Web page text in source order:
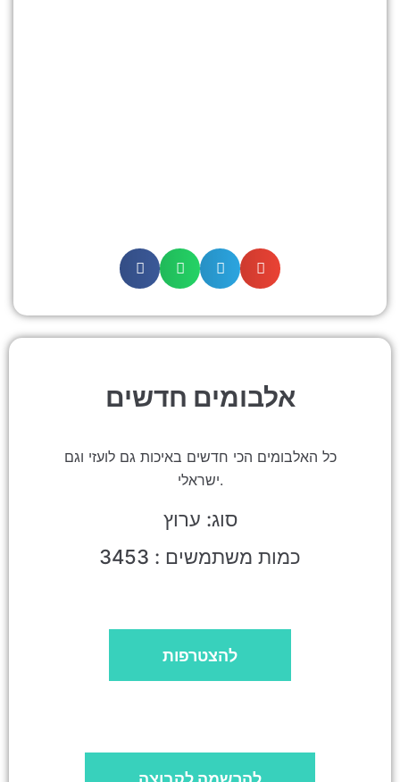
אלבומים חדשים
כל האלבומים הכי חדשים באיכות גם לועזי וגם
ישראלי.
סוג: ערוץ
כמות משתמשים : 3453
להצטרפות